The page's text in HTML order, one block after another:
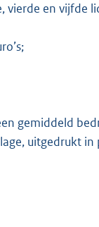
vierde en vijfde
gemiddeld
uitgedrukt in